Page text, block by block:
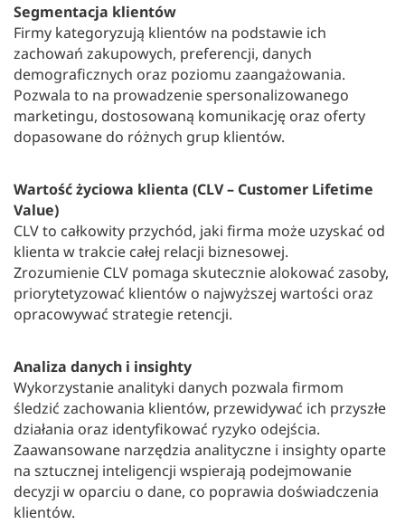
Segmentacja klientów
Firmy kategoryzują klientów na podstawie ich
zachowań zakupowych, preferencji, danych
demograficznych oraz poziomu zaangażowania.
Pozwala to na prowadzenie spersonalizowanego
marketingu, dostosowaną komunikację oraz oferty
dopasowane do różnych grup klientów.
Wartość życiowa klienta (CLV – Customer Lifetime
Value)
CLV to całkowity przychód, jaki firma może uzyskać od
klienta w trakcie całej relacji biznesowej.
Zrozumienie CLV pomaga skutecznie alokować zasoby,
priorytetyzować klientów o najwyższej wartości oraz
opracowywać strategie retencji.
Analiza danych i insighty
Wykorzystanie analityki danych pozwala firmom
śledzić zachowania klientów, przewidywać ich przyszłe
działania oraz identyfikować ryzyko odejścia.
Zaawansowane narzędzia analityczne i insighty oparte
na sztucznej inteligencji wspierają podejmowanie
decyzji w oparciu o dane, co poprawia doświadczenia
klientów.